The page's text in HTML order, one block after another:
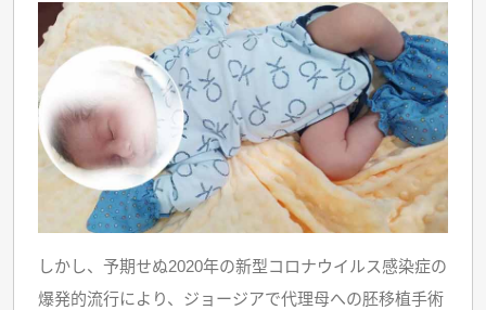
しかし、予期せぬ2020年の新型コロナウイルス感染症の
爆発的流行により、ジョージアで代理母への胚移植手術